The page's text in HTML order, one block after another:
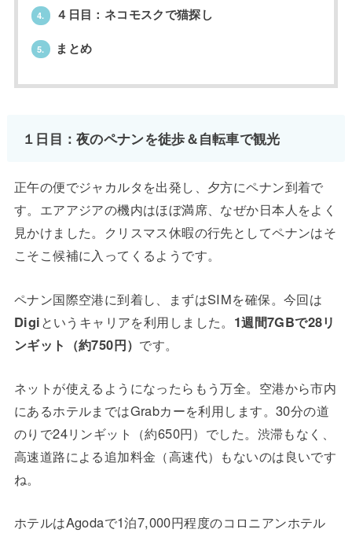
4. ４日目：ネコモスクで猫探し
5. まとめ
１日目：夜のペナンを徒歩＆自転車で観光
正午の便でジャカルタを出発し、夕方にペナン到着で
す。エアアジアの機内はほぼ満席、なぜか日本人をよく
見かけました。クリスマス休暇の行先としてペナンはそ
こそこ候補に入ってくるようです。
ペナン国際空港に到着し、まずはSIMを確保。今回は
Digiというキャリアを利用しました。 1週間7GBで28リ
ンギット（約750円） です。
ネットが使えるようになったらもう万全。空港から市内
にあるホテルまではGrabカーを利用します。30分の道
のりで24リンギット（約650円）でした。渋滞もなく、
高速道路による追加料金（高速代）もないのは良いです
ね。
ホテルはAgodaで1泊7,000円程度のコロニアンホテル